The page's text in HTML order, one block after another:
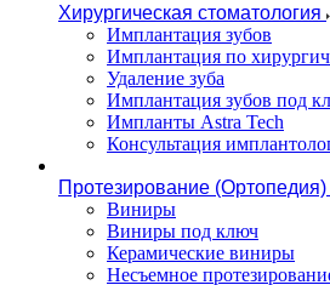
Хирургическая стоматология
Имплантация зубов
Имплантация по
Удаление зуба
Имплантация зубов под
Импланты Astra Tech
Консультация
Протезирование (Ортопедия)
Виниры
Виниры под ключ
Керамические виниры
Несъемное